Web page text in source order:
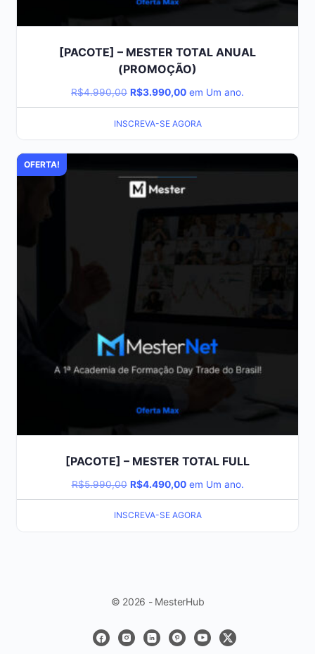
[PACOTE] – MESTER TOTAL ANUAL
(PROMOÇÃO)
R$4.990,00 R$3.990,00 em Um ano.
INSCREVA-SE AGORA
OFERTA!
[PACOTE] – MESTER TOTAL FULL
R$5.990,00 R$4.490,00 em Um ano.
INSCREVA-SE AGORA
© 2026 - MesterHub